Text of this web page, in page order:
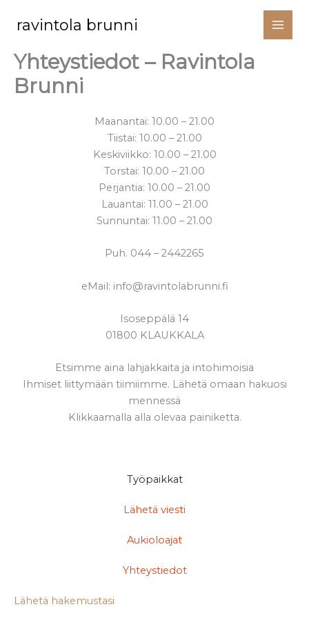
sisältöön
ravintola brunni
Yhteystiedot – Ravintola
Brunni
Maanantai: 10.00 – 21.00
Tiistai: 10.00 – 21.00
Keskiviikko: 10.00 – 21.00
Torstai: 10.00 – 21.00
Perjantia: 10.00 – 21.00
Lauantai: 11.00 – 21.00
Sunnuntai: 11.00 – 21.00
Puh. 044 – 2442265
eMail: info@ravintolabrunni.fi
Isoseppälä 14
01800 KLAUKKALA
Etsimme aina lahjakkaita ja intohimoisia
Ihmiset liittymään tiimiimme. Lähetä omaan hakuosi
mennessä
Klikkaamalla alla olevaa painiketta.
Työpaikkat
Lähetä viesti
Aukioloajat
Yhteystiedot
Lähetä hakemustasi